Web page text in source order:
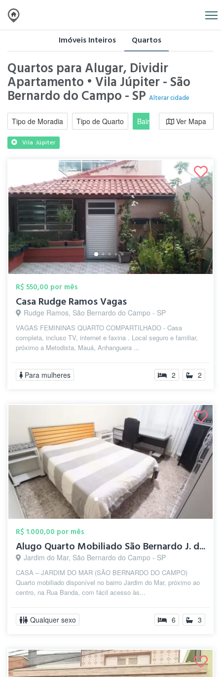
Imóveis Inteiros Quartos
Quartos para Alugar, Dividir
Apartamento • Vila Júpiter - São
Bernardo do Campo - SP Alterar cidade
Tipo de Moradia Tipo de Quarto Bairro / RegiãoVer Mapa
Vila Júpiter
R$ 550,00 por mês
Casa Rudge Ramos Vagas
Rudge Ramos, São Bernardo do Campo - SP
VAGAS FEMININAS QUARTO COMPARTILHADO - Casa
completa, incluso TV, internet e faxina . Local seguro e familiar,
próximo a Metodista, Mauá, Anhanguera ...
Para mulheres 2 2
R$ 1.000,00 por mês
Alugo Quarto Mobiliado São Bernardo J. d...
Jardim do Mar, São Bernardo do Campo - SP
CASA – JARDIM DO MAR (SÃO BERNARDO DO CAMPO)
Quarto mobiliado disponível no bairro Jardim do Mar, próximo ao
centro, na Rua Banda, com fácil acesso às...
Qualquer sexo 6 3